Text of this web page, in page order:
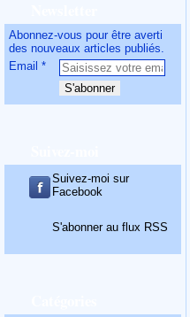
Abonnez-vous pour être averti
des nouveaux articles publiés.
Email
Suivez-moi sur
Facebook
S'abonner au flux RSS